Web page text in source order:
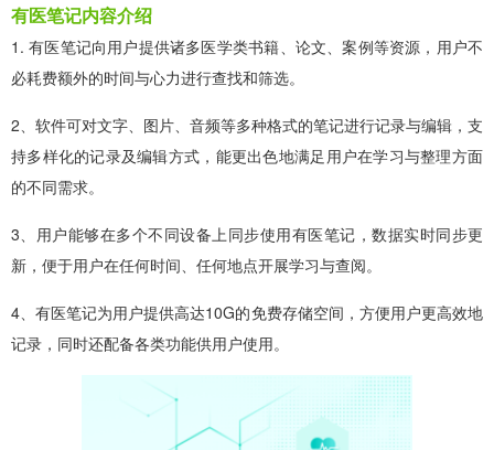
有医笔记内容介绍
1. 有医笔记向用户提供诸多医学类书籍、论文、案例等资源，用户不
必耗费额外的时间与心力进行查找和筛选。
2、软件可对文字、图片、音频等多种格式的笔记进行记录与编辑，支
持多样化的记录及编辑方式，能更出色地满足用户在学习与整理方面
的不同需求。
3、用户能够在多个不同设备上同步使用有医笔记，数据实时同步更
新，便于用户在任何时间、任何地点开展学习与查阅。
4、有医笔记为用户提供高达10G的免费存储空间，方便用户更高效地
记录，同时还配备各类功能供用户使用。